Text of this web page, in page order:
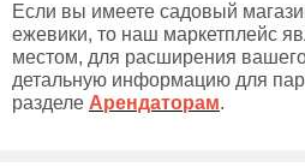
Если вы имеете садовый
ежевики, то наш маркетплейс
местом, для расширения
детальную информацию для
разделе Арендаторам.